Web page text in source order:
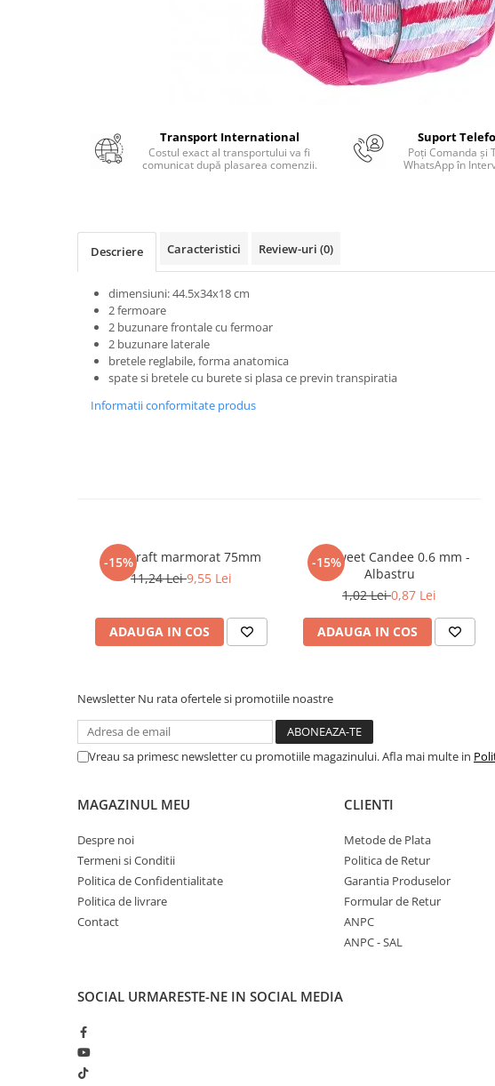
Gastronomik
Medicina & Farmacie
Medicina Pentru Toti
Biografii, Memorii, Jurnale
Carti pentru Adolescenti, Young
Literatura Romana
Literatura Universala
Senzatii/Erotic
Senzatii/Suspans
Senzatii/Thriller
Teens Book Club
Birotica & Papetarie
Adezivi si benzi adezive
Transport International
Costul exact al transportului va fi
comunicat după plasarea comenzii.
Suport
Poți Comanda și
WhatsApp în
Descriere Caracteristici Review-uri (0)
dimensiuni: 44.5x34x18 cm
2 fermoare
2 buzunare frontale cu fermoar
2 buzunare laterale
bretele reglabile, forma anatomica
spate si bretele cu burete si plasa ce previn transpiratia
Informatii conformitate produs
-15%
Biblioraft marmorat 75mm
11,24 Lei9,55 Lei
ADAUGA IN COS
-15%
Pix Sweet Candee 0.6 mm -
Albastru
1,02 Lei0,87 Lei
ADAUGA IN COS
Newsletter Nu rata ofertele si promotiile noastre
Vreau sa primesc newsletter cu promotiile magazinului. Afla mai multe in
MAGAZINUL MEU
Despre noi
Termeni si Conditii
Politica de Confidentialitate
Politica de livrare
Contact
CLIENTI
Metode de Plata
Politica de Retur
Garantia Produselor
Formular de Retur
ANPC
ANPC - SAL
SOCIAL URMARESTE-NE IN SOCIAL MEDIA